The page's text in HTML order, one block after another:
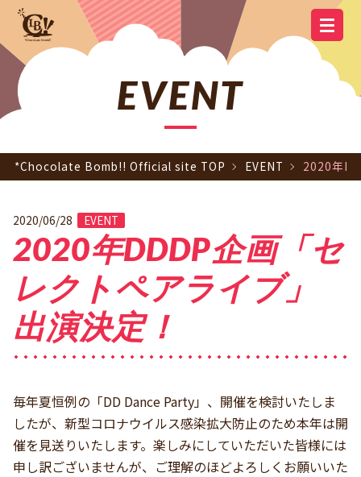
OFFICIAL SITE TOP
SCHEDULE DISCOGRAPHY
GOODS
YOUTUBE OFFICIAL LINE
OFFICIAL
EVENT
*Chocolate Bomb!! Official site TOP EVENT 2020年
2020/06/28 EVENT
2020年DDDP企画「セ
レクトペアライブ」
出演決定！
毎年夏恒例の「DD Dance Party」、開催を検討いたしま
したが、新型コロナウイルス感染拡大防止のため本年は開
催を見送りいたします。楽しみにしていただいた皆様には
申し訳ございませんが、ご理解のほどよろしくお願いいた